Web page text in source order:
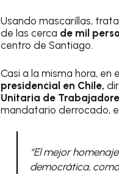
Usando mascarillas,
de las cerca de mil
centro de Santiago.
Casi a la misma hora, en
presidencial en Chile,
Unitaria de
mandatario derrocado,
“El mejor
democrática,